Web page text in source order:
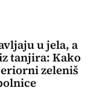
u jela, a
tanjira: Kako
zeleniš